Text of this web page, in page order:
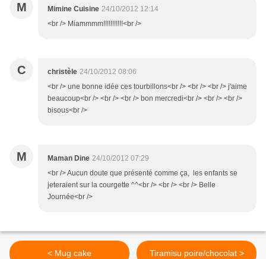
M Mimine Cuisine 24/10/2012 12:14
<br /> Miammmm!!!!!!!!!!!<br />
C christèle 24/10/2012 08:06
<br /> une bonne idée ces tourbillons<br /> <br /> <br /> j'aime
beaucoup<br /> <br /> <br /> bon mercredi<br /> <br /> <br />
bisous<br />
M Maman Dine 24/10/2012 07:29
<br /> Aucun doute que présenté comme ça, les enfants se
jeteraient sur la courgette ^^<br /> <br /> <br /> Belle
Journée<br />
< Mug cake Tiramisu poire/chocolat >